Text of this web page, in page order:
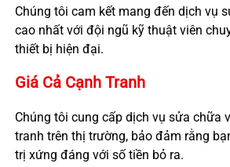
Chúng tôi cam kết mang đến dịch vụ
cao nhất với đội ngũ kỹ thuật viên
thiết bị hiện đại.
Giá Cả Cạnh Tranh
Chúng tôi cung cấp dịch vụ sửa chữa
tranh trên thị trường, bảo đảm rằng
trị xứng đáng với số tiền bỏ ra.